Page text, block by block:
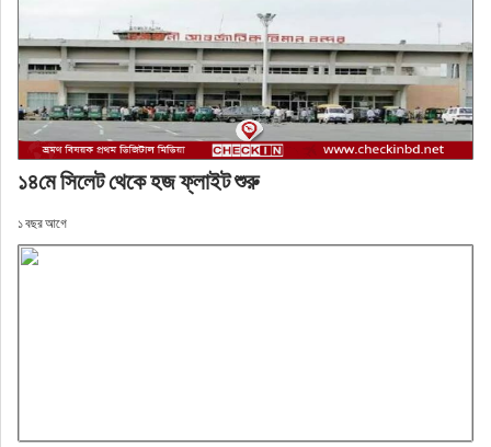
১৪মে সিলেট থেকে হজ ফ্লাইট শুরু
১ বছর আগে